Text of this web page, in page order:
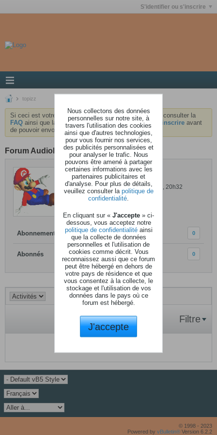
S'identifier ou s'inscrire
topizz
Si ceci est votre première visite, nous vous invitons à consulter la
FAQ ainsi que la chartedu forum . Vous devrez vous inscrire avant
de pouvoir envoyer des messages.
Forum AudioKeys
topizz
Dernière activité: 03 septembre 2018, 20h32
Inscrit: 20 avril 2008
Abonnements 0
Abonnés 0
Filtre
© 1998 - 2023
Powered by vBulletin® Version 6.2.2
Nous collectons des données
personnelles sur notre site, à
travers l'utilisation des cookies
ainsi que d'autres technologies,
pour vous fournir nos services,
des publicités personnalisées et
pour analyser le trafic. Nous
pouvons être amené à partager
certaines informations avec les
partenaires publicitaires et
d'analyse. Pour plus de détails,
veuillez consulter la politique de
confidentialité
En cliquant sur « J'accepte » ci-
dessous, vous acceptez notre
politique de confidentialitéainsi
que la collecte de données
personnelles et l'utilisation de
cookies comme décrit. Vous
reconnaissez aussi que ce forum
peut être hébergé en dehors de
votre pays de résidence et que
vous consentez à la collecte, le
stockage et l'utilisation de vos
données dans le pays où ce
forum est hébergé.
J'accepte